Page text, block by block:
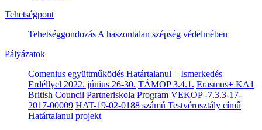
Tehetségpont
Tehetséggondozás A haszontalan szépség védelmében
Pályázatok
Comenius együttműködés Határtalanul – Ismerkedés
Erdéllyel 2022. június 26-30. TÁMOP 3.4.1. Erasmus+ KA1
British Council Partneriskola Program VEKOP -7.3.3-17-
2017-00009 HAT-19-02-0188 számú Testvérosztály című
Határtalanul projekt